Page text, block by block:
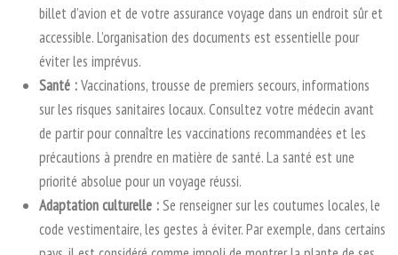
billet d’avion et de votre assurance voyage dans un endroit sûr et
accessible. L’organisation des documents est essentielle pour
éviter les imprévus.
Santé :Vaccinations, trousse de premiers secours, informations
sur les risques sanitaires locaux. Consultez votre médecin avant
de partir pour connaître les vaccinations recommandées et les
précautions à prendre en matière de santé. La santé est une
priorité absolue pour un voyage réussi.
Adaptation culturelle :Se renseigner sur les coutumes locales, le
code vestimentaire, les gestes à éviter. Par exemple, dans certains